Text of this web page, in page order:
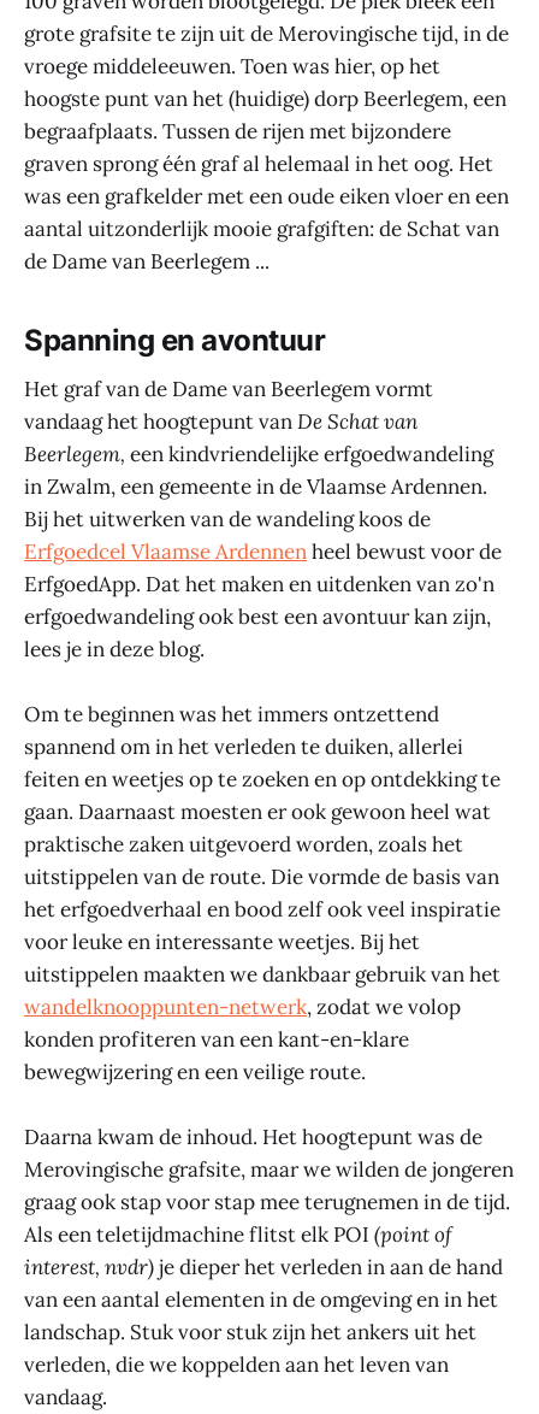
grote grafsite te zijn uit de Merovingische tijd, in de
vroege middeleeuwen. Toen was hier, op het
hoogste punt van het (huidige) dorp Beerlegem, een
begraafplaats. Tussen de rijen met bijzondere
graven sprong één graf al helemaal in het oog. Het
was een grafkelder met een oude eiken vloer en een
aantal uitzonderlijk mooie grafgiften: de Schat van
de Dame van Beerlegem ...
Spanning en avontuur
Het graf van de Dame van Beerlegem vormt
vandaag het hoogtepunt vanDe Schat van
Beerlegem, een kindvriendelijke erfgoedwandeling
in Zwalm, een gemeente in de Vlaamse Ardennen.
Bij het uitwerken van de wandeling koos de
Erfgoedcel Vlaamse Ardennenheel bewust voor de
ErfgoedApp. Dat het maken en uitdenken van zo'n
erfgoedwandeling ook best een avontuur kan zijn,
lees je in deze blog.
Om te beginnen was het immers ontzettend
spannend om in het verleden te duiken, allerlei
feiten en weetjes op te zoeken en op ontdekking te
gaan. Daarnaast moesten er ook gewoon heel wat
praktische zaken uitgevoerd worden, zoals het
uitstippelen van de route. Die vormde de basis van
het erfgoedverhaal en bood zelf ook veel inspiratie
voor leuke en interessante weetjes. Bij het
uitstippelen maakten we dankbaar gebruik van het
wandelknooppunten-netwerk, zodat we volop
konden profiteren van een kant-en-klare
bewegwijzering en een veilige route.
Daarna kwam de inhoud. Het hoogtepunt was de
Merovingische grafsite, maar we wilden de jongeren
graag ook stap voor stap mee terugnemen in de tijd.
Als een teletijdmachine flitst elk POI (point of
interest, nvdr)je dieper het verleden in aan de hand
van een aantal elementen in de omgeving en in het
landschap. Stuk voor stuk zijn het ankers uit het
verleden, die we koppelden aan het leven van
vandaag.